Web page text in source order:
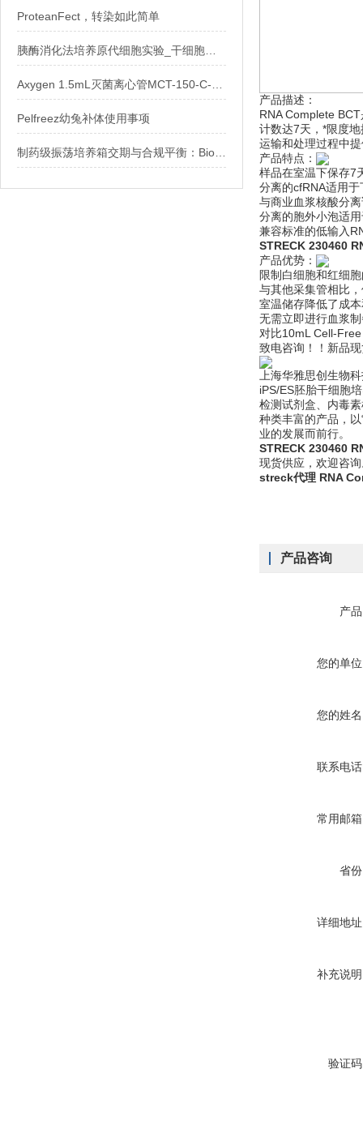
ProteanFect，转染如此简单
Pelfreez幼兔补体使用事项
产品描述：
RNA Complete
计数达7天，*限度
运输和处理过程中
产品特点：
样品在室温下保存7
分离的cfRNA适用
与商业血浆核酸分
分离的胞外小泡适
兼容标准的低输入
STRECK 230460
产品优势：
限制白细胞和红细
与其他采集管相比
室温储存降低了成
无需立即进行血浆
对比10mL Cell-
致电咨询！！新品
上海华雅思创生物
iPS/ES胚胎干细胞
检测试剂盒、内毒
种类丰富的产品，
业的发展而前行。
STRECK 230460
现货供应，欢迎咨
streck代理 RNA
产品咨询
产
您的单
您的姓
联系电
常用邮
省
详细地
补充说
验证